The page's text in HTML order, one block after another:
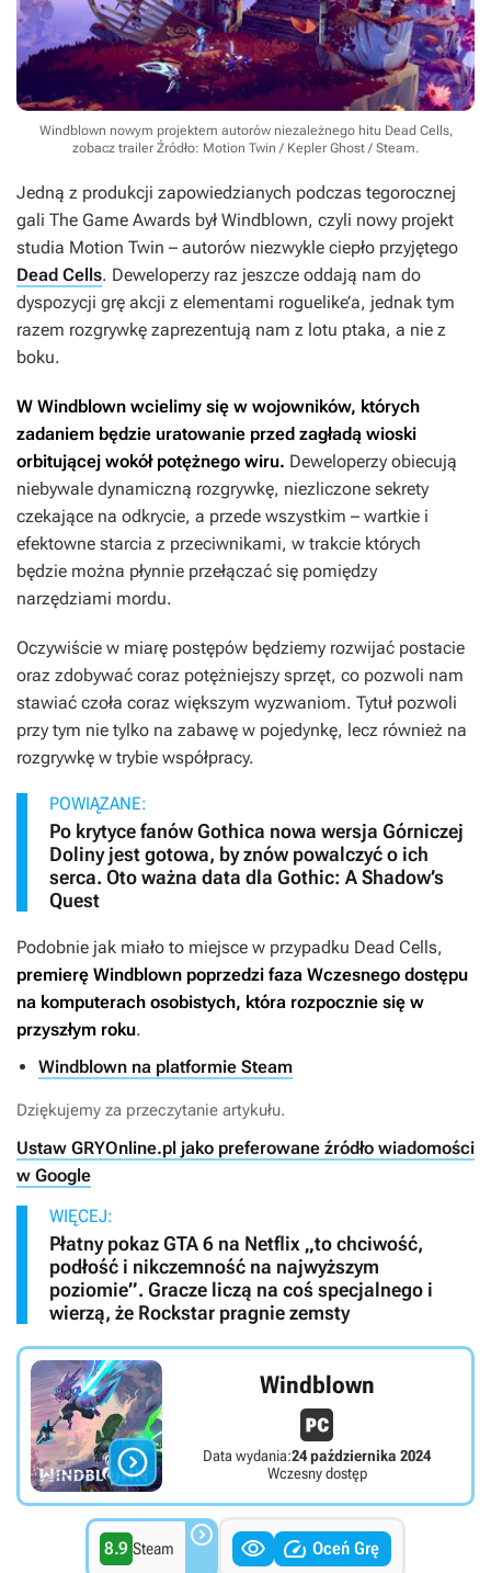
Windblown nowym projektem autorów niezależnego hitu Dead Cells,
zobacz trailer Źródło: Motion Twin / Kepler Ghost / Steam.
Jedną z produkcji zapowiedzianych podczas tegorocznej
gali The Game Awards był Windblown, czyli nowy projekt
studia Motion Twin – autorów niezwykle ciepło przyjętego
Dead Cells. Deweloperzy raz jeszcze oddają nam do
dyspozycji grę akcji z elementami roguelike’a, jednak tym
razem rozgrywkę zaprezentują nam z lotu ptaka, a nie z
boku.
W Windblown wcielimy się w wojowników, których
zadaniem będzie uratowanie przed zagładą wioski
orbitującej wokół potężnego wiru. Deweloperzy obiecują
niebywale dynamiczną rozgrywkę, niezliczone sekrety
czekające na odkrycie, a przede wszystkim – wartkie i
efektowne starcia z przeciwnikami, w trakcie których
będzie można płynnie przełączać się pomiędzy
narzędziami mordu.
Oczywiście w miarę postępów będziemy rozwijać postacie
oraz zdobywać coraz potężniejszy sprzęt, co pozwoli nam
stawiać czoła coraz większym wyzwaniom. Tytuł pozwoli
przy tym nie tylko na zabawę w pojedynkę, lecz również na
rozgrywkę w trybie współpracy.
POWIĄZANE:
Po krytyce fanów Gothica nowa wersja Górniczej
Doliny jest gotowa, by znów powalczyć o ich
serca. Oto ważna data dla Gothic: A Shadow’s
Quest
Podobnie jak miało to miejsce w przypadku Dead Cells,
premierę Windblown poprzedzi faza Wczesnego dostępu
na komputerach osobistych, która rozpocznie się w
przyszłym roku.
Windblown na platformie Steam
Dziękujemy za przeczytanie artykułu.
Ustaw GRYOnline.pl jako preferowane źródło wiadomości
w Google
WIĘCEJ:
Płatny pokaz GTA 6 na Netflix „to chciwość,
podłość i nikczemność na najwyższym
poziomie”. Gracze liczą na coś specjalnego i
wierzą, że Rockstar pragnie zemsty

Windblown
Data wydania:24 października 2024
Wczesny dostęp
8.9 Steam    Oceń Grę